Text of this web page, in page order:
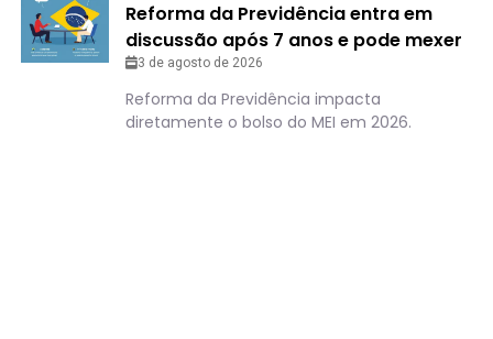
Reforma da Previdência entra em
discussão após 7 anos e pode mexer
com o bolso de quem é MEI
3 de agosto de 2026
Reforma da Previdência impacta
diretamente o bolso do MEI em 2026.